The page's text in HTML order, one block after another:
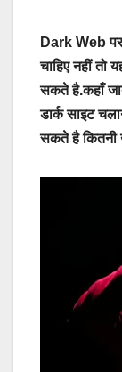
Dark Web पर
चाहिए नहीं तो
सकते है.कहाँ
डार्क साइट
सकते है कितनी